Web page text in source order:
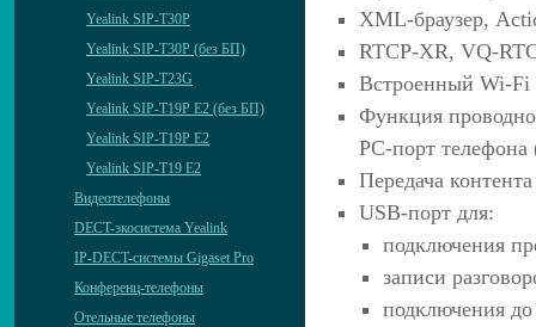
Yealink SIP-T30P
Yealink SIP-T30P (без БП)
Yealink SIP-T23G
Yealink SIP-T19P E2 (без БП)
Yealink SIP-T19P E2
Yealink SIP-T19 E2
Видеотелефоны
DECT-экосистема Yealink
IP-DECT-системы Gigaset Pro
Конференц-телефоны
Отельные телефоны
XML-браузер,
RTCP-XR, VQ-
Встроенный Wi-Fi
Функция
PC-порт
Передача
USB-порт для:
подключения
записи
подключения